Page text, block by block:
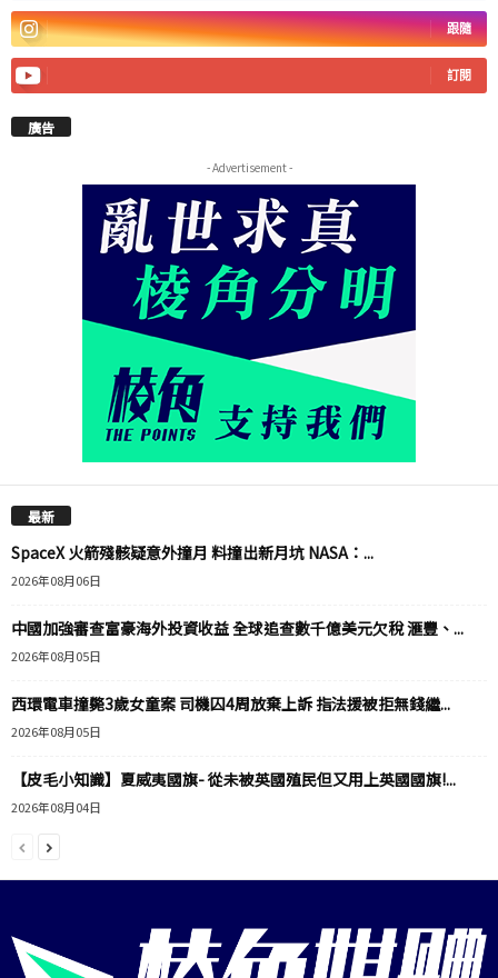
跟隨
訂閱
廣告
- Advertisement -
最新
SpaceX 火箭殘骸疑意外撞月 料撞出新月坑 NASA：...
2026年08月06日
中國加強審查富豪海外投資收益 全球追查數千億美元欠稅 滙豐、...
2026年08月05日
西環電車撞斃3歲女童案 司機囚4周放棄上訴 指法援被拒無錢繼...
2026年08月05日
【皮毛小知識】夏威夷國旗- 從未被英國殖民但又用上英國國旗!...
2026年08月04日